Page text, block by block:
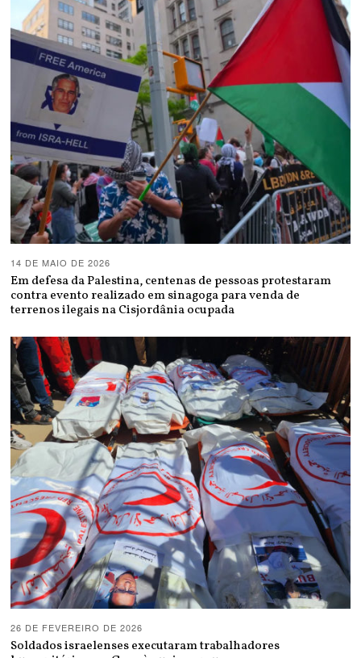
14 DE MAIO DE 2026
Em defesa da Palestina, centenas de pessoas protestaram
contra evento realizado em sinagoga para venda de
terrenos ilegais na Cisjordânia ocupada
26 DE FEVEREIRO DE 2026
Soldados israelenses executaram trabalhadores